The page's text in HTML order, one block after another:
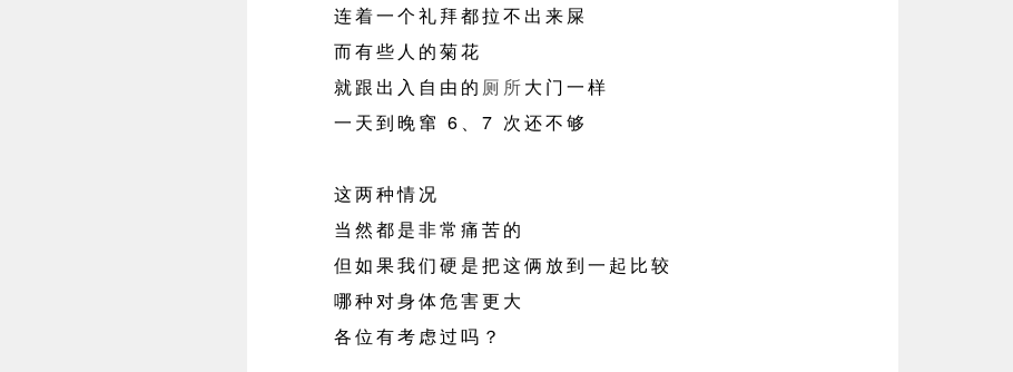
连着一个礼拜都拉不出来屎
而有些人的菊花
就跟出入自由的 厕所大门一样
一天到晚窜 6、7 次还不够
这两种情况
当然都是非常痛苦的
但如果我们硬是把这俩放到一起比较
哪种对身体危害更大
各位有考虑过吗？